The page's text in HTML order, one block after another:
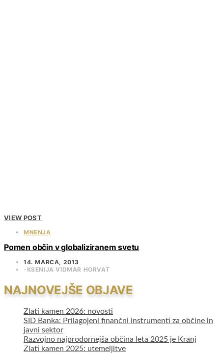
VIEW POST
MNENJA
Pomen občin v globaliziranem svetu
14. MARCA, 2013
KSENIJA VIDMAR HORVAT
NAJNOVEJŠE OBJAVE
Zlati kamen 2026: novosti
SID Banka: Prilagojeni finančni instrumenti za občine in
javni sektor
Razvojno najprodornejša občina leta 2025 je Kranj
Zlati kamen 2025: utemeljitve